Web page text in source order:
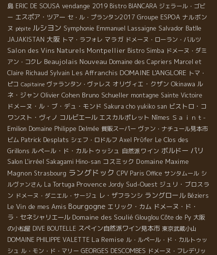
島 ERIC DE SOUSA vendange 2019 Bistro BIANCARA ジェラール・ゴビ
ー エスポア・ツアー セ・ル・プランタン2017 Groupe ESPOA ナルボン
ヌ pépite ルシヨン Symphonie Emmanuel Lassaigne Salvador Batlle
JAJAKISTAN 大阪 トマ・ラフォレ マラガ ドメーヌ・ローラン・バルツ
Salon des Vins Naturels Montpellier Bistro Simba ドメーヌ・ダミ
アン・コクレ Beaujolais Nouveau Domaine des Capriers Marcel et
Claire Richaud Sylvain Les Affranchis DOMAINE L'ANGLORE トマ・
ピコ Capitaine ヴァランタン・ヴァレス オリヴィエ・クザン Okinawa ル
ネ・ジャン Olivier Cohen Bruno Schueller montagne Sainte Victoire
ドメーヌ・ル・ブ・デュ・モンド Sakura cho yukiko san ビストロ・コ
ワンスト・ヴィノ コルビエール エスカルポレット Nîmes Ｓａｉｎｔ-
Emilion Domaine Philippe Delmée 質販スーパー ヴァン・ナチュール見本市
ビム Patrick Desplats シェフ・ロドルフ Axel Prϋfer Le Clos des
Grillons ルペール・ド・カルトゥッシュ 自然派ワイン ボルドー パリ
Salon L'irréel Sakagami Hino-san コスミック Domaine Maxime
Magnon Strasbourg ラングドック CPV Paris Office サンタムール シ
ルヴァンさん La Tortuga Provence Jordy Sud-Ouest ジュリ・ブロスラ
ン ドメーヌ・ダニエル・サージュ レ・ザフランシ ラングロール Béziers
Le Vin de mes Amis Bourgogne エリック・カム ドメーヌ・ド・
ラ・セネシャリエール Domaine des Soulié Glouglou Côte de Py 大阪
の小松屋 DIVE BOUTELLE スペイン自然派ワイン見本市 東京武蔵小山
DOMAINE PHILIPPE VALETTE La Remise ル・ルペール・ド・カルトゥッ
シュ ル・モン・ド・マリー GEORGES DESCOMBES ドメーヌ・フレデリッ